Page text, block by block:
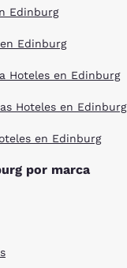
Edinburg
Edinburg
Hoteles en Edinburg
Hoteles en Edinburg
en Edinburg
por marca